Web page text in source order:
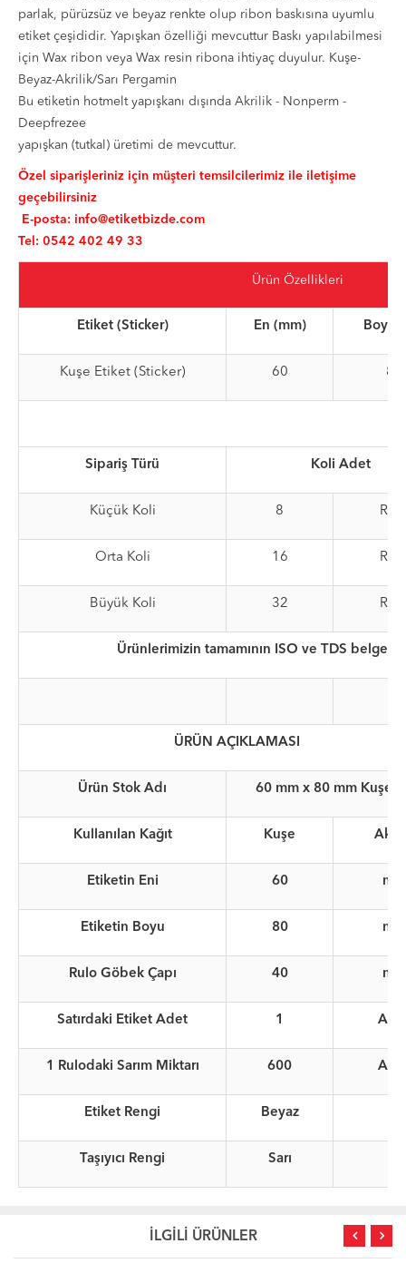
parlak, pürüzsüz ve beyaz renkte olup ribon baskısına uyumlu
etiket çeşididir. Yapışkan özelliği mevcuttur Baskı yapılabilmesi
için Wax ribon veya Wax resin ribona ihtiyaç duyulur. Kuşe-
Beyaz-Akrilik/Sarı Pergamin
Bu etiketin hotmelt yapışkanı dışında Akrilik - Nonperm -
Deepfrezee
yapışkan (tutkal) üretimi de mevcuttur.
Özel siparişleriniz için müşteri temsilcilerimiz ile iletişime
geçebilirsiniz
E-posta: info@etiketbizde.com
Tel: 0542 402 49 33
Ürün Özellikleri
Etiket (Sticker) En (mm) Boy
Kuşe Etiket (Sticker) 60 80
Sipariş Türü Koli Adet
Küçük Koli 8
Orta Koli 16
Büyük Koli 32
Ürünlerimizin tamamının ISO ve TDS
ÜRÜN AÇIKLAMASI
Ürün Stok Adı 60 mm x 80 mm Kuşe
Kullanılan Kağıt Kuşe
Etiketin Eni 60 mm
Etiketin Boyu 80 mm
Rulo Göbek Çapı 40 mm
Satırdaki Etiket Adet 1
1 Rulodaki Sarım Miktarı 600
Etiket Rengi Beyaz
Taşıyıcı Rengi Sarı
İLGİLİ ÜRÜNLER